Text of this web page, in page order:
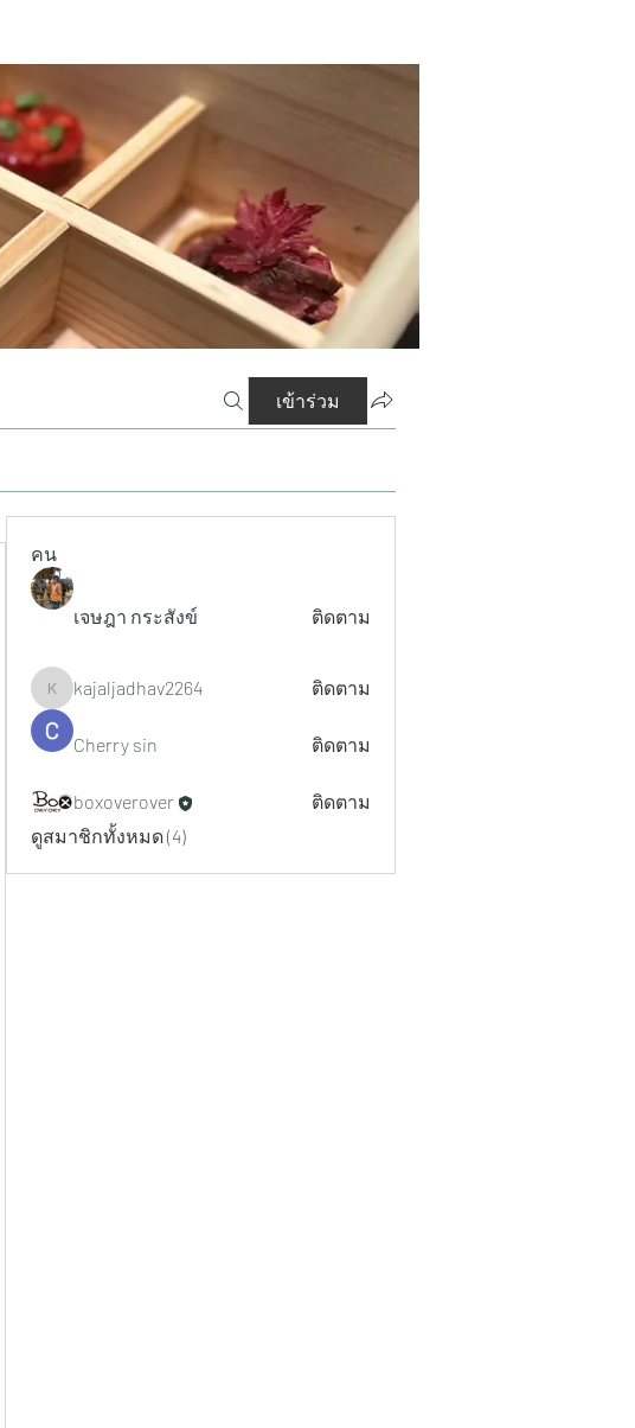
เข้าร่วม
คน
เจษฎา กระสังข์ ติดตาม
kajaljadhav2264
kajaljadhav2264 ติดตาม
Cherry sin ติดตาม
boxoverover
ติดตาม
ดูสมาชิกทั้งหมด (4)